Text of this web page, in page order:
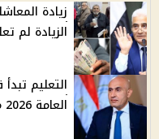
الزيادة لم
التعليم تبدأ
العامة 2026 من 14 حتى 16 يونيو